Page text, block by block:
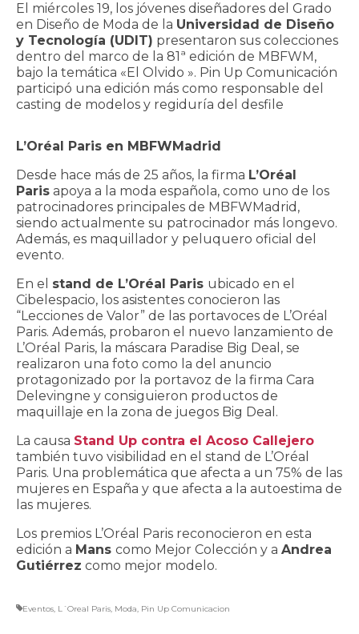
El miércoles 19, los jóvenes diseñadores del Grado
en Diseño de Moda de la Universidad de Diseño
y Tecnología (UDIT) presentaron sus colecciones
dentro del marco de la 81ª edición de MBFWM,
bajo la temática «El Olvido ». Pin Up Comunicación
participó una edición más como responsable del
casting de modelos y regiduría del desfile
L’Oréal Paris en MBFWMadrid
Desde hace más de 25 años, la firma L’Oréal
Paris apoya a la moda española, como uno de los
patrocinadores principales de MBFWMadrid,
siendo actualmente su patrocinador más longevo.
Además, es maquillador y peluquero oficial del
evento.
En el stand de L’Oréal Paris ubicado en el
Cibelespacio, los asistentes conocieron las
“Lecciones de Valor” de las portavoces de L’Oréal
Paris. Además, probaron el nuevo lanzamiento de
L’Oréal Paris, la máscara Paradise Big Deal, se
realizaron una foto como la del anuncio
protagonizado por la portavoz de la firma Cara
Delevingne y consiguieron productos de
maquillaje en la zona de juegos Big Deal.
La causa Stand Up contra el Acoso Callejero
también tuvo visibilidad en el stand de L’Oréal
Paris. Una problemática que afecta a un 75% de las
mujeres en España y que afecta a la autoestima de
las mujeres.
Los premios L’Oréal Paris reconocieron en esta
edición a Mans como Mejor Colección y a Andrea
Gutiérrez como mejor modelo.
Eventos, L´Oreal Paris, Moda, Pin Up Comunicacion